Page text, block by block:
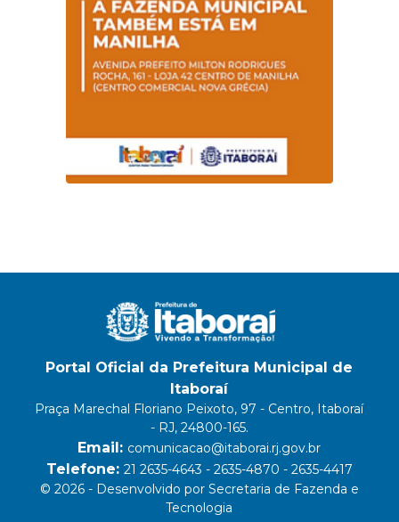
Portal Oficial da Prefeitura Municipal de
Itaboraí
Praça Marechal Floriano Peixoto, 97 - Centro, Itaboraí
- RJ, 24800-165.
Email: comunicacao@itaborai.rj.gov.br
Telefone: 21 2635-4643 - 2635-4870 - 2635-4417
© 2026 - Desenvolvido por Secretaria de Fazenda e
Tecnologia